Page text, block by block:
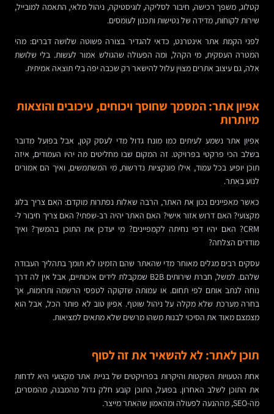
קטלוג, משפך רכישה, חיבור לסליקה, לוגיסטיקה, ניהול מלאי, התאמה למובייל,
שירות לקוחות, מדידה של נטישות ותכנון לעומסים.
לפני הקמת אתר אינטרנט, כדאי להגדיר בצורה פשוטה שלושה דברים: מהי
המטרה העסקית, מי הקהל, ומה הפעולה שהגולש אמור לעשות. בלי שלושת
אלה, גם עיצוב אתרים מצוין עלול להישאר רק שכבה יפה בלי תוצאה אמיתית.
אפיון אתר: המסמך שחוסך ויכוחים, עיכובים והוצאות
מיותרות
אפיון אתר נשמע לעיתים כמו מונח גדול מדי לעסק קטן, אבל בפועל מדובר
בשלב הכי פרקטי בפרויקט. זה המקום שבו מחליטים מה יהיו העמודים, איזה
תוכן יופיע בכל עמוד, אילו פונקציות נדרשות, מי המשתמשים, ואיך הם אמורים
לנוע באתר.
כאשר מאפיינים נכון את האתר, הרבה שאלות נפתרות מוקדם: האם צריך בלוג
מקצועי? האם דרוש אזור אישי? האם האתר יהיה רב-שפתי? האם צריך חיבור ל-
CRM? האם יהיו דפי נחיתה לקמפיינים? מי יעדכן את התוכן בהמשך? ואיך
מודדים הצלחה?
עסקים רבים מגלים מאוחר מדי שהאתר שהם הזמינו לא תומך בתהליך העבודה
שלהם. למשל, חברת שירותים B2B שמקבלת לידים איכותיים, אבל אין לה דרך
נוחה לנתב אותם לפי תחום. או עמותה שזקוקה לטפסי הרשמה ותרומות, אך
בחרה מערכת שלא מקלה על ניהול שוטף. אפיון טוב לא פותר הכל, אבל הוא
מצמצם מאוד את הסיכוי לבנות משהו מרשים שלא מתאים למציאות.
תוכן לאתר: לא להשאיר את זה לסוף
אחת הטעויות השקטות והיקרות בפרויקטים של בניית אתר מקצועי היא לדחות
את התוכן לשלב האחרון. בפועל, התוכן קובע חלק גדול מהמבנה, מהמסרים,
מה-SEO, מההנעה לפעולה ומהאמון שהאתר מייצר.